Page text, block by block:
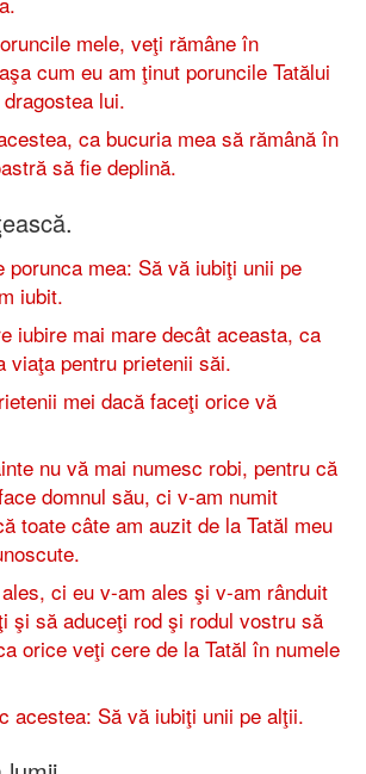
mele, veţi rămâne în
cum eu am ţinut poruncile Tatălui
lui.
ca bucuria mea să rămână în
să fie deplină.
porunca mea: Să vă iubiţi unii pe
iubit.
iubire mai mare decât aceasta, ca
viaţa pentru prietenii săi.
mei dacă faceţi orice vă
nu vă mai numesc robi, pentru că
domnul său, ci v-am numit
toate câte am auzit de la Tatăl meu
ci eu v-am ales şi v-am rânduit
şi să aduceţi rod şi rodul vostru să
orice veţi cere de la Tatăl în numele
acestea: Să vă iubiţi unii pe alţii.